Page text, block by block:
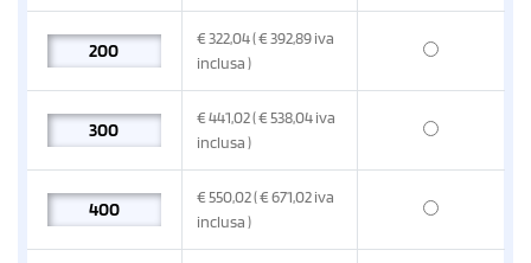
€322,04( € 392,89iva
inclusa)
€441,02( € 538,04iva
inclusa)
€ 550,02( € 671,02iva
inclusa)